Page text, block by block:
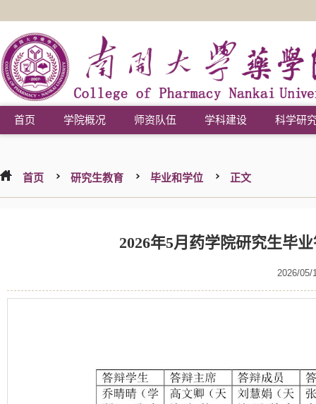
首页 学院概况 师资队伍 学科建设 科学研
首页 研究生教育 毕业和学位 正文
2026年5月药学院研究生毕
2026/05/